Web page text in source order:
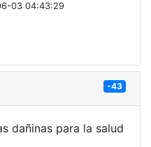
03 04:43:29
-43
dañinas para la salud